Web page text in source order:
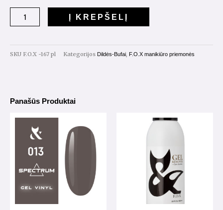
dildės
167mm.
Į KREPŠELĮ
SKU F.O.X -167 pl Kategorijos Dildės-Bufai, F.O.X manikiūro priemonės
Panašūs Produktai